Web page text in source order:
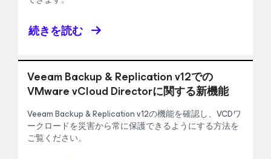
続きを読む
Veeam Backup & Replication v12での
VMware vCloud Directorに関する新機能
Veeam Backup & Replication v12の機能を確認し、VCDワ
ークロードを災害から常に保護できるようにする方法を
ご覧ください。